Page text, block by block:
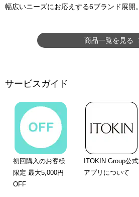
幅広いニーズにお応えする6ブランド展開。
商品一覧を見る
サービスガイド
初回購入のお客様
限定 最大5,000円
OFF
ITOKIN Group公式
アプリについて